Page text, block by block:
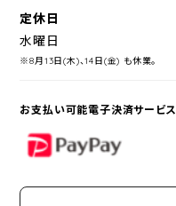
定休日
水曜日
※8月13日(木)、14日(金) も休業。
お支払い可能電子決済サービス
PayPay